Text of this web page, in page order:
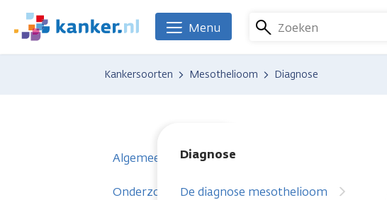
naar
We
zijn
Zoeken
Menu
Kankersoorten Mesothelioom Diagnose
Algemeen
Onderzoeken
Diagnose
De diagnose mesothelioom